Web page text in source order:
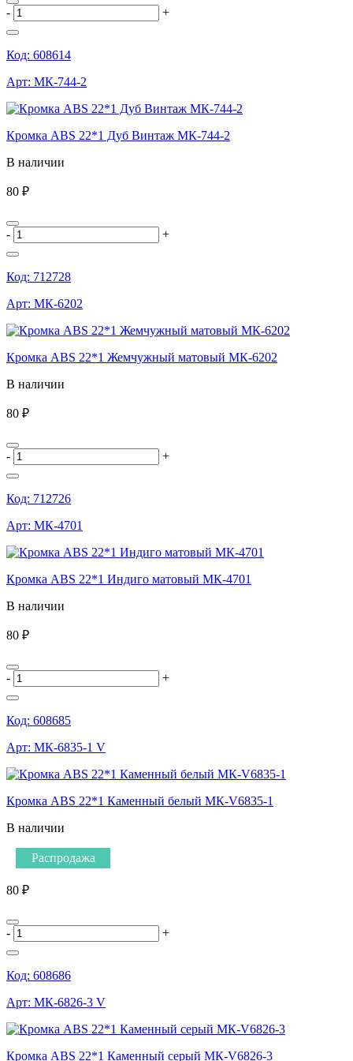
- +
Код: 608614
Арт: МК-744-2
Кромка ABS 22*1 Дуб Винтаж МК-744-2
В наличии
80 ₽
- +
Код: 712728
Арт: МК-6202
Кромка ABS 22*1 Жемчужный матовый МК-6202
В наличии
80 ₽
- +
Код: 712726
Арт: МК-4701
Кромка ABS 22*1 Индиго матовый МК-4701
В наличии
80 ₽
- +
Код: 608685
Арт: МК-6835-1 V
Кромка ABS 22*1 Каменный белый МК-V6835-1
В наличии
Распродажа
80 ₽
- +
Код: 608686
Арт: МК-6826-3 V
Кромка ABS 22*1 Каменный серый МК-V6826-3